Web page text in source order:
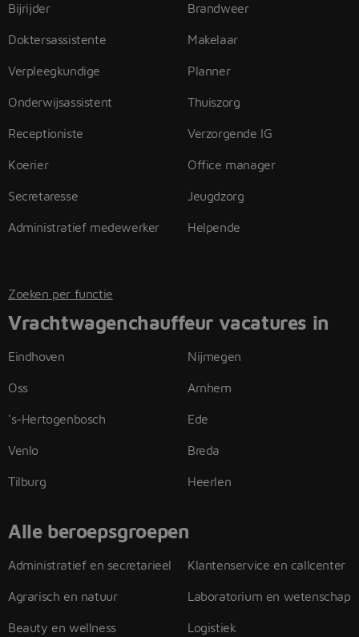
Bijrijder
Doktersassistente
Verpleegkundige
Onderwijsassistent
Receptioniste
Koerier
Secretaresse
Administratief medewerker
Brandweer
Makelaar
Planner
Thuiszorg
Verzorgende IG
Office manager
Jeugdzorg
Helpende
Zoeken per functie
Vrachtwagenchauffeur vacatures in
Eindhoven
Oss
's-Hertogenbosch
Venlo
Tilburg
Nijmegen
Arnhem
Ede
Breda
Heerlen
Alle beroepsgroepen
Administratief en secretarieel
Agrarisch en natuur
Beauty en wellness
Klantenservice en callcenter
Laboratorium en wetenschap
Logistiek